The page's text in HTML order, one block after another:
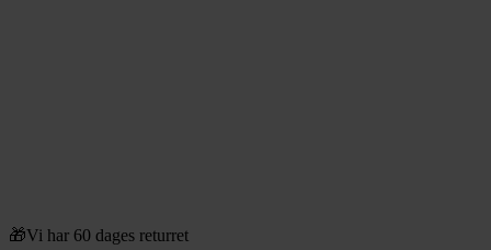
🎁Vi har 60 dages returret